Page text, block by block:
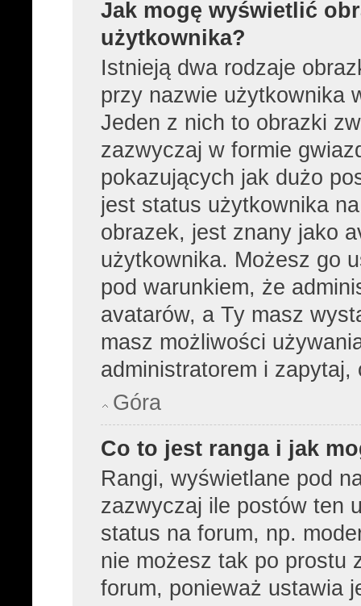
Jak mogę wyświetlić
użytkownika?
Istnieją dwa rodzaje
przy nazwie użytkownika
Jeden z nich to obrazki
zazwyczaj w formie
pokazujących jak dużo
jest status użytkownika
obrazek, jest znany jako
użytkownika. Możesz go
pod warunkiem, że
avatarów, a Ty masz
masz możliwości
administratorem i
Góra
Co to jest ranga i jak
Rangi, wyświetlane pod
zazwyczaj ile postów ten
status na forum, np.
nie możesz tak po prostu
forum, ponieważ ustawia